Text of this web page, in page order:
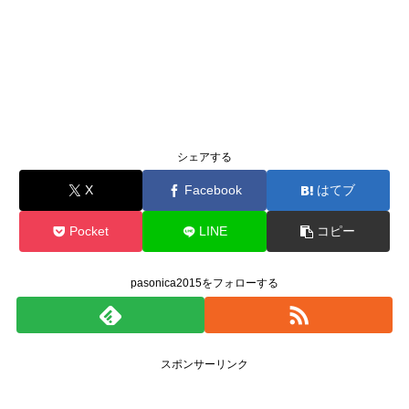
シェアする
X Facebook はてブ
Pocket LINE コピー
pasonica2015をフォローする
スポンサーリンク